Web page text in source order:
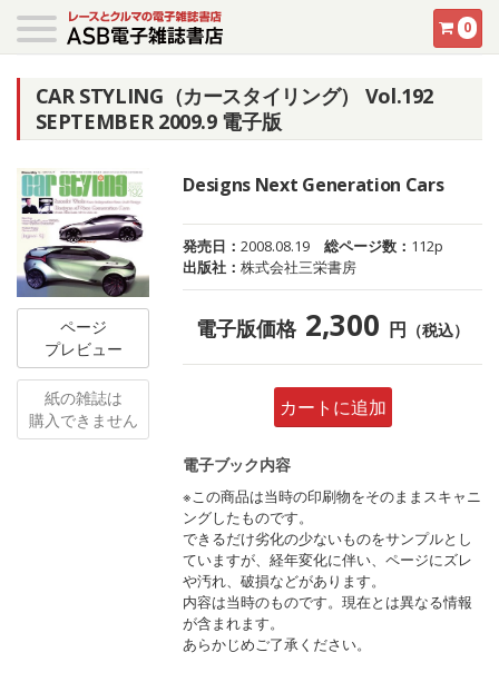
0
CAR STYLING（カースタイリング） Vol.192
SEPTEMBER 2009.9 電子版
ページ
プレビュー
紙の雑誌は
購入できません
Designs Next Generation Cars
発売日：2008.08.19 総ページ数： 112p
出版社：株式会社三栄書房
電子版価格 2,300 円 （税込）
カートに追加
電子ブック内容
※この商品は当時の印刷物をそのままスキャニ
ングしたものです。
できるだけ劣化の少ないものをサンプルとし
ていますが、経年変化に伴い、ページにズレ
や汚れ、破損などがあります。
内容は当時のものです。現在とは異なる情報
が含まれます。
あらかじめご了承ください。